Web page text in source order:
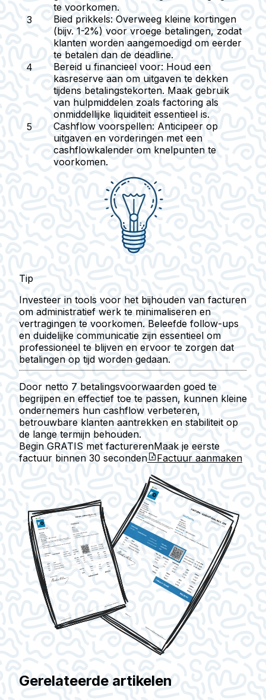
te voorkomen.
Bied prikkels: Overweeg kleine kortingen
(bijv. 1-2%) voor vroege betalingen, zodat
klanten worden aangemoedigd om eerder
te betalen dan de deadline.
Bereid u financieel voor: Houd een
kasreserve aan om uitgaven te dekken
tijdens betalingstekorten. Maak gebruik
van hulpmiddelen zoals factoring als
onmiddellijke liquiditeit essentieel is.
Cashflow voorspellen: Anticipeer op
uitgaven en vorderingen met een
cashflowkalender om knelpunten te
voorkomen.
Tip
Investeer in tools voor het bijhouden van facturen
om administratief werk te minimaliseren en
vertragingen te voorkomen. Beleefde follow-ups
en duidelijke communicatie zijn essentieel om
professioneel te blijven en ervoor te zorgen dat
betalingen op tijd worden gedaan.
Door netto 7 betalingsvoorwaarden goed te
begrijpen en effectief toe te passen, kunnen kleine
ondernemers hun cashflow verbeteren,
betrouwbare klanten aantrekken en stabiliteit op
de lange termijn behouden.
Begin GRATIS met facturerenMaak je eerste
factuur binnen 30 seconden Factuur aanmaken
Gerelateerde artikelen